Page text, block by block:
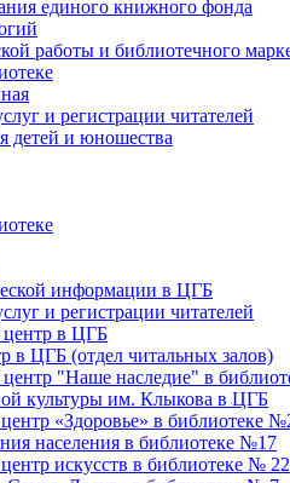
единого книжного фонда
работы и библиотечного
и регистрации читателей
детей и юношества
информации в ЦГБ
и регистрации читателей
в ЦГБ
ЦГБ (отдел читальных залов)
"Наше наследие" в
культуры им. Клыкова в ЦГБ
«Здоровье» в библиотеке
населения в библиотеке №17
искусств в библиотеке № 22